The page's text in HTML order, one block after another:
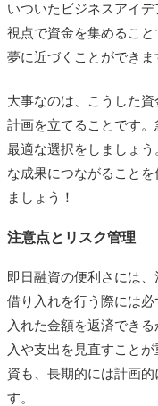
いついたビジネスアイ
視点で資金を集めるこ
夢に近づくことができま
大事なのは、こうした
計画を立てることです。
最適な選択をしましょ
な成果につながること
ましょう！
注意点とリスク管理
即日融資の便利さには、
借り入れを行う際には
入れた金額を返済でき
入や支出を見直すこと
資も、長期的には計画
す。